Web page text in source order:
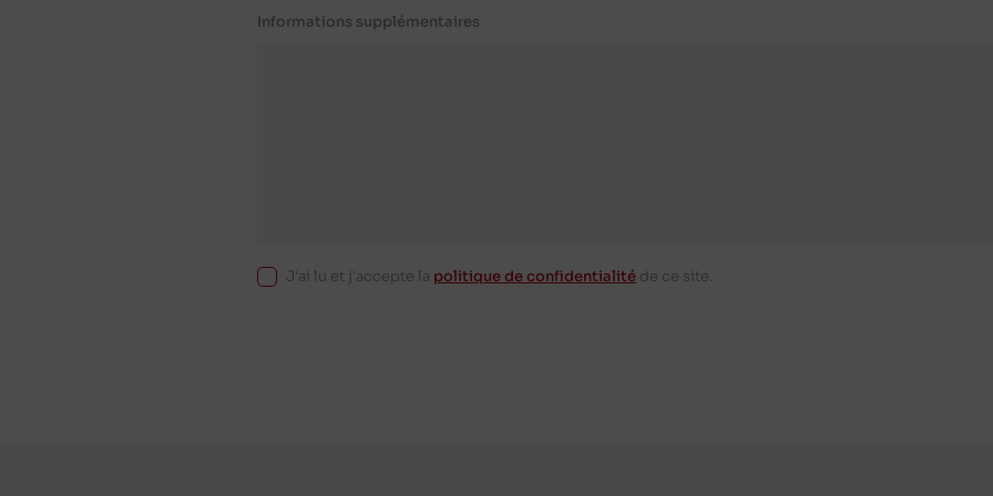
Informations supplémentaires
J'ai lu et j'accepte la politique de confidentialité de ce site.